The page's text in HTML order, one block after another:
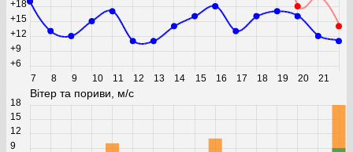
7 8 9 10 11 12 13 14 15 16 17 18 19 20 21
+6
+9
+12
+15
+18
Вітер та пориви, м/с
9
12
15
18